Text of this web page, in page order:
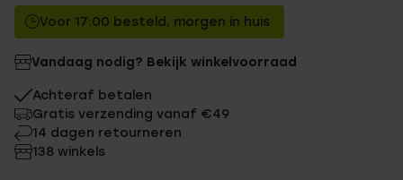
Voor 17:00 besteld, morgen in huis
Vandaag nodig? Bekijk winkelvoorraad
Achteraf betalen
Gratis verzending vanaf €49
14 dagen retourneren
138 winkels